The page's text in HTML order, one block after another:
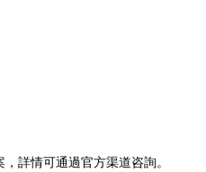
詳情可通過官方渠道咨詢。